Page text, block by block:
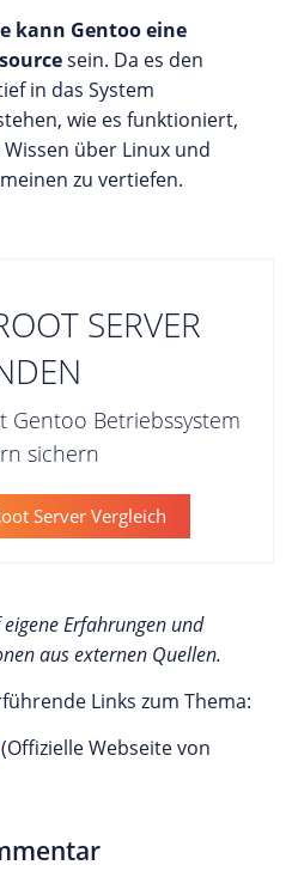
kann Gentoo eine
sein. Da es den
in das System
wie es funktioniert,
über Linux und
zu vertiefen.
SERVER
Gentoo Betriebssystem
sichern
Server Vergleich
Erfahrungen und
aus externen Quellen.
Links zum Thema:
(Offizielle Webseite von